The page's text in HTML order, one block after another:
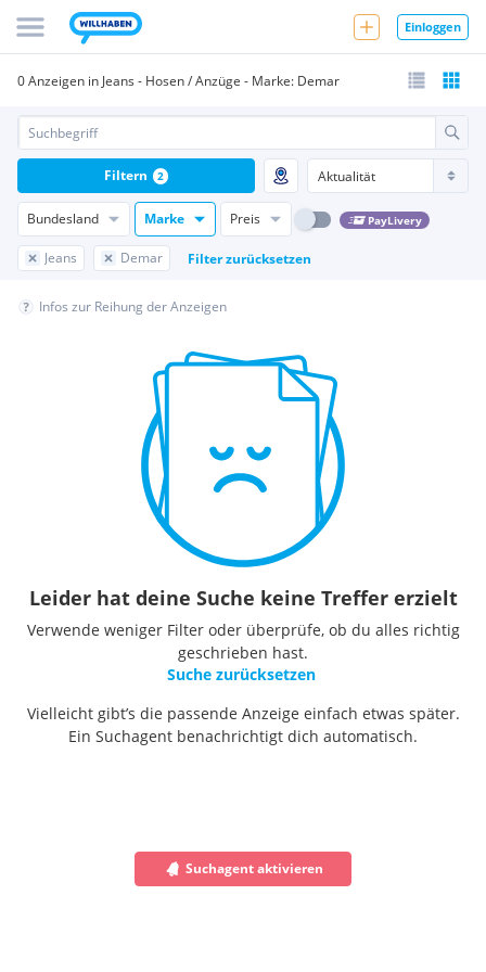
Einloggen
0 Anzeigen in Jeans - Hosen / Anzüge - Marke: Demar
Bundesland Marke Preis PayLivery
Jeans Demar Filter zurücksetzen
Filtern 2
Infos zur Reihung der Anzeigen
Leider hat deine Suche keine Treffer erzielt
Verwende weniger Filter oder überprüfe, ob du alles richtig
geschrieben hast.
Suche zurücksetzen
Vielleicht gibt’s die passende Anzeige einfach etwas später.
Ein Suchagent benachrichtigt dich automatisch.
Suchagent aktivieren